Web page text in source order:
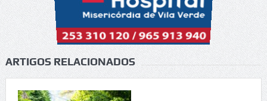
ARTIGOS RELACIONADOS